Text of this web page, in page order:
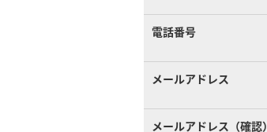
電話番号
メールアドレス
メールアドレス（確認）